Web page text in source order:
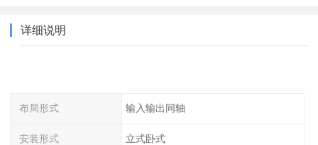
详细说明
布局形式 输入输出同轴
安装形式 立式卧式